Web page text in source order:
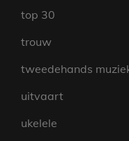
top 30
trouw
tweedehands
uitvaart
ukelele